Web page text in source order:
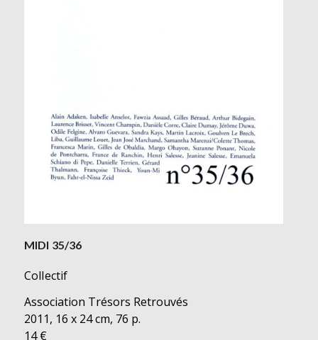
MIDI 35/36
Collectif
Association Trésors Retrouvés
2011, 16 x 24 cm, 76 p.
14 €